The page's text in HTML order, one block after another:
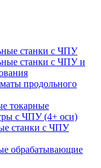
станки с ЧПУ
станки с ЧПУ и
продольного
токарные
с ЧПУ (4+ оси)
станки с ЧПУ
обрабатывающие